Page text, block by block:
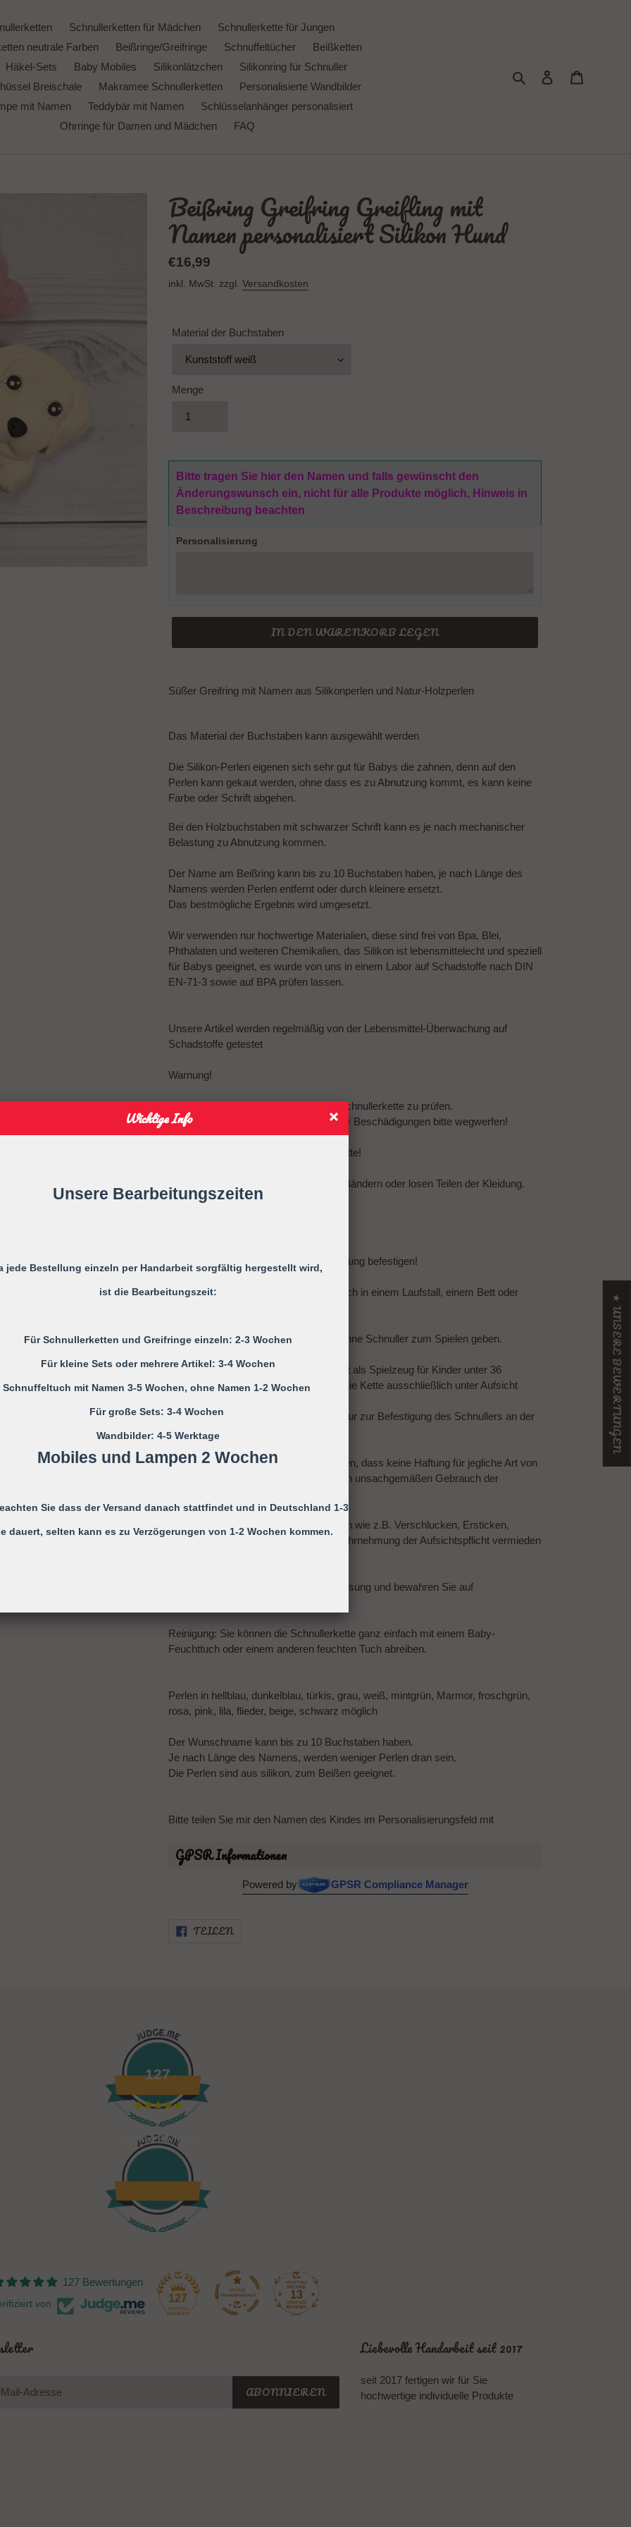
Schnullerketten für Mädchen
Schnullerkette für Jungen
neutrale Farben
Beißringe/Greifringe Schnuffeltücher
Beißketten
Häkel-Sets Baby Mobiles Silikonlätzchen
Silikonring für Schnuller
Breischale
Makramee Schnullerketten
Personalisierte Wandbilder
mit Namen
Teddybär mit Namen
Schlüsselanhänger personalisiert
Ohrringe für Damen und Mädchen
FAQ
Suchen Einloggen
Beißring Greifring Greifling mit
Namen personalisiert Silikon Hund
Normaler
Preis
€16,99
inkl. MwSt. zzgl. Versandkosten
Material der Buchstaben
Menge
Bitte tragen Sie hier den Namen und falls gewünscht den
Änderungswunsch ein, nicht für alle Produkte möglich, Hinweis in
Beschreibung beachten
Personalisierung
IN DEN WARENKORB LEGEN
wird
hinzugefügt
Süßer Greifring mit Namen aus Silikonperlen und Natur-Holzperlen
Das Material der Buchstaben kann ausgewählt werden
Die Silikon-Perlen eigenen sich sehr gut für Babys die zahnen, denn auf den
Perlen kann gekaut werden, ohne dass es zu Abnutzung kommt, es kann keine
Farbe oder Schrift abgehen.
Bei den Holzbuchstaben mit schwarzer Schrift kann es je nach mechanischer
Belastung zu Abnutzung kommen.
Der Name am Beißring kann bis zu 10 Buchstaben haben, je nach Länge des
Namens werden Perlen entfernt oder durch kleinere ersetzt.
Das bestmögliche Ergebnis wird umgesetzt.
Wir verwenden nur hochwertige Materialien, diese sind frei von Bpa, Blei,
Phthalaten und weiteren Chemikalien, das Silikon ist lebensmittelecht und speziell
für Babys geeignet, es wurde von uns in einem Labor auf Schadstoffe nach DIN
EN-71-3 sowie auf BPA prüfen lassen.
Unsere Artikel werden regelmäßig von der Lebensmittel-Überwachung auf
Schadstoffe getestet
Warnung!
Vor jedem Gebrauch ist die gesamte Schnullerkette zu prüfen.
Bei ersten Anzeichen von Mängeln oder Beschädigungen bitte wegwerfen!
Verlängern Sie niemals die Schnullerkette!
Befestigen Sie sie niemals an Gurten, Bändern oder losen Teilen der Kleidung.
Ihr Kind kann sich strangulieren.
Bitte die Schnullerkette nur an der Kleidung befestigen!
Nicht verwenden, wenn der Säugling sich in einem Laufstall, einem Bett oder
Niemals die Schnullerkette dem Kind ohne Schnuller zum Spielen geben.
Die Schnullerkette darf nicht unbefestigt als Spielzeug für Kinder unter 36
Monaten verwendet werden, daher ist die Kette ausschließlich unter Aufsicht
Sie ist KEIN Spielzeug, sondern dient nur zur Befestigung des Schnullers an der
Kleidung.
Es wird ausdrücklich darauf hingewiesen, dass keine Haftung für jegliche Art von
Risiken übernommen wird, die auf einen unsachgemäßen Gebrauch der
Alle möglichen Unfälle und Verletzungen wie z.B. Verschlucken, Ersticken,
Strangulieren ect. können durch die Wahrnehmung der Aufsichtspflicht vermieden
Bitte beachten Sie die Gebrauchsanweisung und bewahren Sie auf
Reinigung: Sie können die Schnullerkette ganz einfach mit einem Baby-
Feuchttuch oder einem anderen feuchten Tuch abreiben.
Perlen in hellblau, dunkelblau, türkis, grau, weiß, mintgrün, Marmor, froschgrün,
rosa, pink, lila, flieder, beige, schwarz möglich
Der Wunschname kann bis zu 10 Buchstaben haben.
Je nach Länge des Namens, werden weniger Perlen dran sein.
Die Perlen sind aus silikon, zum Beißen geeignet.
Bitte teilen Sie mir den Namen des Kindes im Personalisierungsfeld mit
GPSR Informationen
Powered by GPSR Compliance Manager
TEILENFACEBOOK
127
Verified Reviews
127 Bewertungen
von 127 13
ABONNIEREN
Liebevolle Handarbeit seit 2017
seit 2017 fertigen wir für Sie
hochwertige individuelle Produkte
★ UNSERE BEWERTUNGEN
Wichtige Info
Unsere Bearbeitungszeiten
jede Bestellung einzeln per Handarbeit sorgfältig hergestellt wird,
ist die Bearbeitungszeit:
Für Schnullerketten und Greifringe einzeln: 2-3 Wochen
Für kleine Sets oder mehrere Artikel: 3-4 Wochen
Schnuffeltuch mit Namen 3-5 Wochen, ohne Namen 1-2 Wochen
Für große Sets: 3-4 Wochen
Wandbilder: 4-5 Werktage
Mobiles und Lampen 2 Wochen
Sie dass der Versand danach stattfindet und in Deutschland 1-3
dauert, selten kann es zu Verzögerungen von 1-2 Wochen kommen.